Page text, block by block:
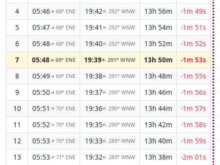
4
05:46↑ 68° ENE 19:42↑ 292° WNW 13h 56m
-1m 49s
5
05:47↑ 68° ENE 19:41 ↑ 292° WNW 13h 54m
-1m 51s
6
05:48↑ 68° ENE 19:40↑ 292° WNW 13h 52m
-1m 52s
7
05:48↑69° ENE 19:39↑291° WNW 13h 50m
-1m 53s
8
05:49↑ 69° ENE 19:38↑ 291° WNW 13h 48m
-1m 55s
9
05:50↑ 69° ENE 19:37↑ 290° WNW 13h 46m
-1m 56s
10
05:51 ↑ 70° ENE 19:36↑ 290° WNW 13h 44m
-1m 57s
11
05:52↑ 70° ENE 19:35↑ 290° WNW 13h 42m
-1m 58s
12
05:53↑ 70° ENE 19:33↑ 289° WNW 13h 40m
-1m 59s
13
05:53↑ 71° ENE 19:32↑ 289° WNW 13h 38m
-2m 01s